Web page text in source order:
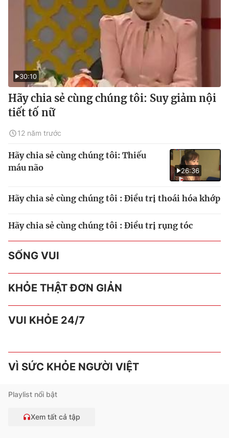
30:10
Hãy chia sẻ cùng chúng tôi: Suy giảm nội
tiết tố nữ
12 năm trước
26:36
Hãy chia sẻ cùng chúng tôi: Thiếu
máu não
Hãy chia sẻ cùng chúng tôi : Điều trị thoái hóa khớp
Hãy chia sẻ cùng chúng tôi : Điều trị rụng tóc
SỐNG VUI
KHỎE THẬT ĐƠN GIẢN
VUI KHỎE 24/7
VÌ SỨC KHỎE NGƯỜI VIỆT
Playlist nổi bật
Xem tất cả tập